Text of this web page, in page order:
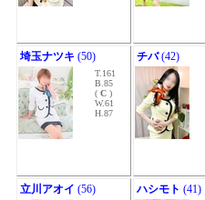
埼玉ナツキ (50)
T.161
B.85
( C )
W.61
H.87
チバ(42)
立川アオイ (56) ハシモト (41)